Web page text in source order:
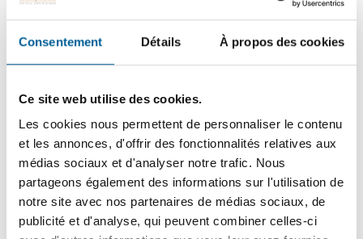
Consentement Détails À propos des cookies
Ce site web utilise des cookies.
Les cookies nous permettent de personnaliser le contenu
et les annonces, d'offrir des fonctionnalités relatives aux
médias sociaux et d'analyser notre trafic. Nous
partageons également des informations sur l'utilisation de
notre site avec nos partenaires de médias sociaux, de
publicité et d'analyse, qui peuvent combiner celles-ci
Dates à retenir avant la transition du bac brun vers les
résidus verts
25 mai 2026
PROPRIÉTAIRES ET GARDIENS DE CHIENS | Rappel
de vos responsabilités légales et civiques pour une